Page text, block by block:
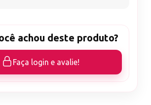
achou deste produto?
Faça login e avalie!